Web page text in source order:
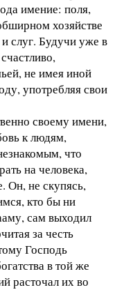
имение: поля,
хозяйстве
слуг. Будучи уже в
не имея иной
употребляя свои
своему имени,
к людям,
что
на человека,
Он, не скупясь,
кто бы ни
сам выходил
за честь
Господь
в той же
расточал их во